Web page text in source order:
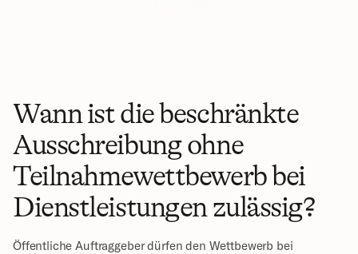
Wann ist die beschränkte
Ausschreibung ohne
Teilnahmewettbewerb bei
Dienstleistungen zulässig?
Öffentliche Auftraggeber dürfen den Wettbewerb bei